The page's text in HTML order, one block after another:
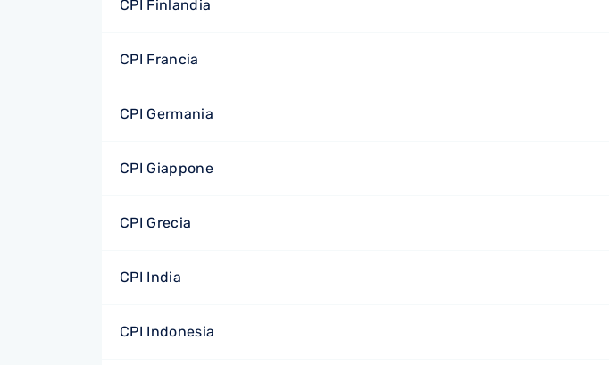
CPI Finlandia
CPI Francia
CPI Germania
CPI Giappone
CPI Grecia
CPI India
CPI Indonesia